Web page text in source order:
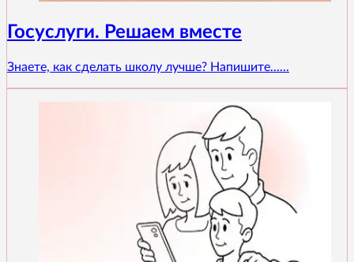
Госуслуги. Решаем вместе
Знаете, как сделать школу лучше? Напишите......